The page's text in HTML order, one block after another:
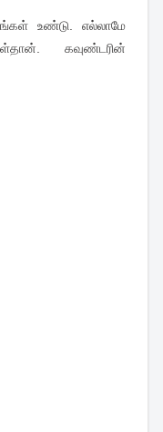
உண்டு. எல்லாமே
கவுண்டரின்